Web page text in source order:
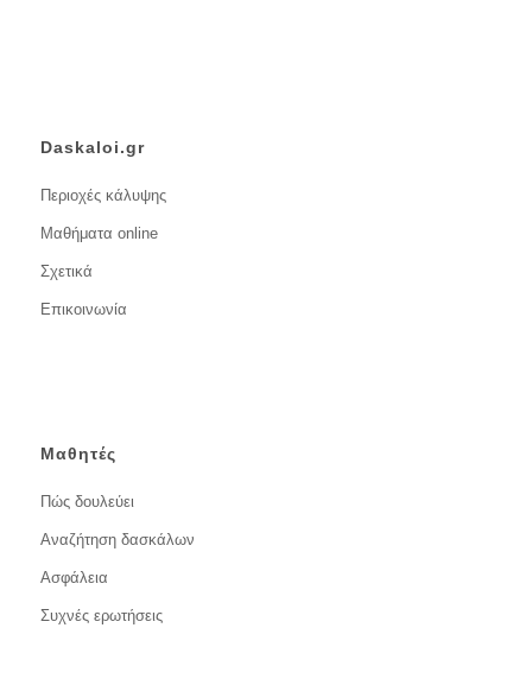
Daskaloi.gr
Περιοχές κάλυψης
Μαθήματα online
Σχετικά
Επικοινωνία
Μαθητές
Πώς δουλεύει
Αναζήτηση δασκάλων
Ασφάλεια
Συχνές ερωτήσεις